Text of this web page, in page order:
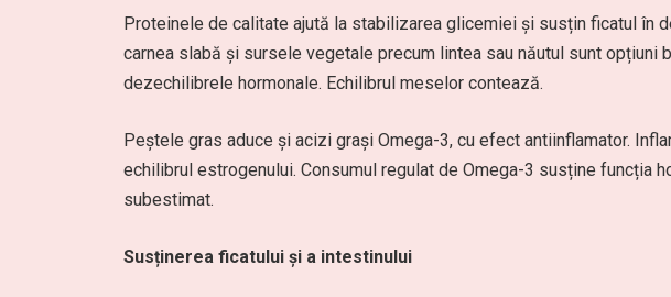
Proteinele de calitate ajută la stabilizarea glicemiei și susțin ficatul în
carnea slabă și sursele vegetale precum lintea sau năutul sunt opțiuni
dezechilibrele hormonale. Echilibrul meselor contează.
Peștele gras aduce și acizi grași Omega-3, cu efect antiinflamator.
echilibrul estrogenului. Consumul regulat de Omega-3 susține funcția
subestimat.
Susținerea ficatului și a intestinului